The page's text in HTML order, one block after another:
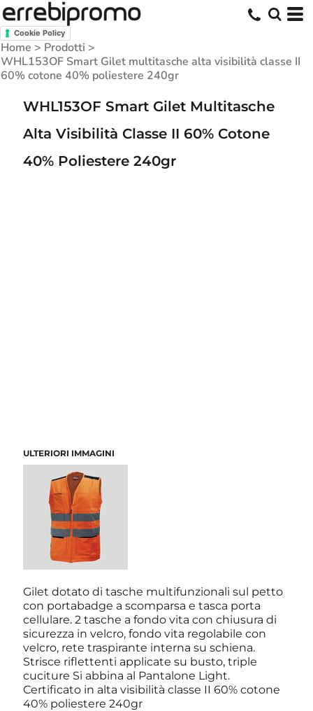
Cookie Policy
Home > Prodotti >
WHL153OF Smart Gilet multitasche alta visibilità classe II
60% cotone 40% poliestere 240gr
WHL153OF Smart Gilet Multitasche
Alta Visibilità Classe II 60% Cotone
40% Poliestere 240gr
ULTERIORI IMMAGINI
Gilet dotato di tasche multifunzionali sul petto
con portabadge a scomparsa e tasca porta
cellulare. 2 tasche a fondo vita con chiusura di
sicurezza in velcro, fondo vita regolabile con
velcro, rete traspirante interna su schiena.
Strisce riflettenti applicate su busto, triple
cuciture Si abbina al Pantalone Light.
Certificato in alta visibilità classe II 60% cotone
40% poliestere 240gr